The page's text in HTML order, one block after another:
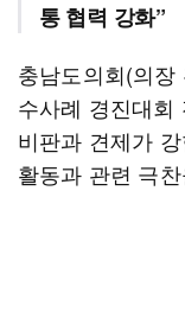
통 협력 강화”
충남도의회(의
수사례 경진대회
비판과 견제가
활동과 관련 극